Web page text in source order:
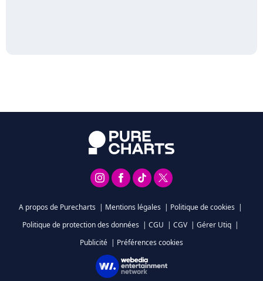
A propos de Purecharts | Mentions légales | Politique de cookies |
Politique de protection des données | CGU | CGV | Gérer Utiq |
Publicité | Préférences cookies